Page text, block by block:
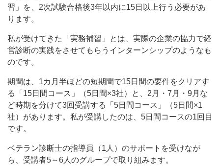
習」を、2次試験合格後3年以内に15日以上行う必要があ
ります。
私が受けてきた「実務補習」とは、実際の企業の協力で経
営診断の実践をさせてもらうインターンシップのようなも
のです。
期間は、1カ月半ほどの短期間で15日間の要件をクリアす
る「15日間コース」（5日間×3社）と、2月・7月・9月な
ど時期を分けて3回受講する「5日間コース」（5日間×1
社）があります。私が受講したのは、5日間コースの1回目
です。
ベテラン診断士の指導員（1人）のサポートを受けなが
ら、受講者5～6人のグループで取り組みます。